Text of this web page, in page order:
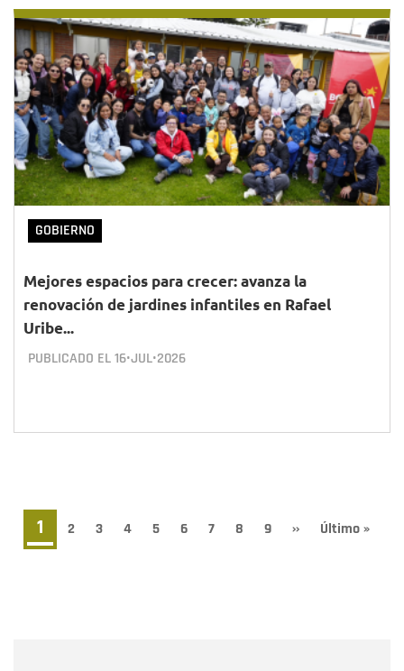
GOBIERNO
Mejores espacios para crecer: avanza la
renovación de jardines infantiles en Rafael
Uribe...
PUBLICADO EL16•JUL•2026
Paginación
Página
actual
1 Page
2 Page
3 Page
4 Page
5 Page
6 Page
7 Page
8 Page
9
Siguiente
››
Última
Último »